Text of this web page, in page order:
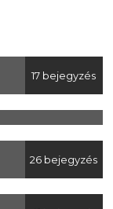
17 bejegyzés
26 bejegyzés